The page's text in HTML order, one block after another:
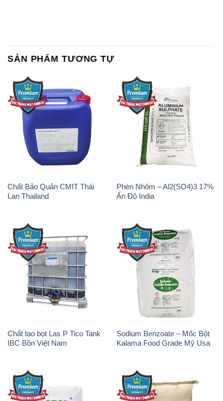
SẢN PHẨM TƯƠNG TỰ
Chất Bảo Quản CMIT Thái
Lan Thailand
Phèn Nhôm – Al2(SO4)3 17%
Ấn Độ India
Chất tạo bọt Las P Tico Tank
IBC Bồn Việt Nam
Sodium Benzoate – Mốc Bột
Kalama Food Grade Mỹ Usa